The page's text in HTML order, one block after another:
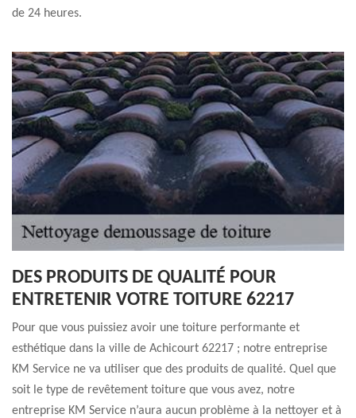
de 24 heures.
DES PRODUITS DE QUALITÉ POUR
ENTRETENIR VOTRE TOITURE 62217
Pour que vous puissiez avoir une toiture performante et
esthétique dans la ville de Achicourt 62217 ; notre entreprise
KM Service ne va utiliser que des produits de qualité. Quel que
soit le type de revêtement toiture que vous avez, notre
entreprise KM Service n’aura aucun problème à la nettoyer et à